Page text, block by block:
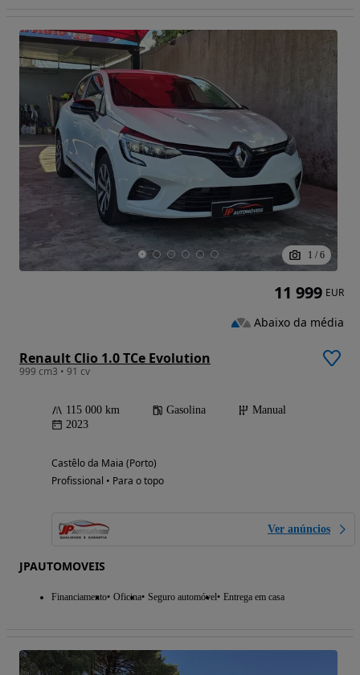
1 / 6
Renault Clio 1.0 TCe Evolution
999 cm3 • 91 cv
115 000 km Gasolina
Manual
2023
Castêlo da Maia (Porto)
Profissional • Para o topo
Ver anúncios
JPAUTOMOVEIS
Financiamento Oficina Seguro automóvel Entrega em casa
11 999 EUR
Abaixo da média